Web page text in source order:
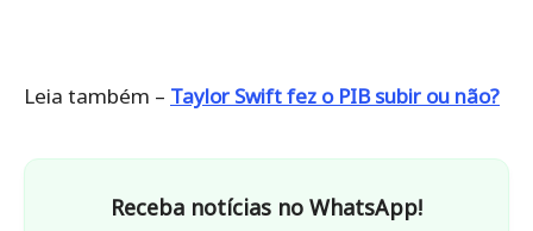
Leia também – Taylor Swift fez o PIB subir ou não?
Receba notícias no WhatsApp!